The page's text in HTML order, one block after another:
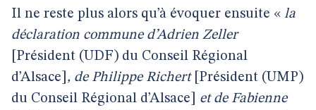
Il ne reste plus alors qu’à évoquer ensuite « la
déclaration commune d’Adrien Zeller
[Président (UDF) du Conseil Régional
d’Alsace] , de Philippe Richert [Président (UMP)
du Conseil Régional d’Alsace]
et de Fabienne